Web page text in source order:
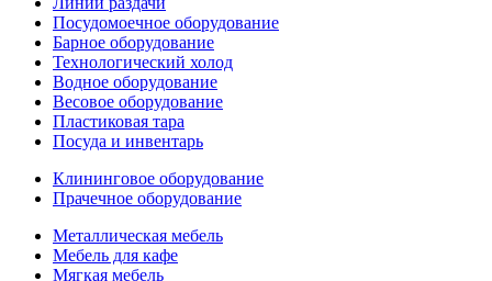
Посудомоечное оборудование
Барное оборудование
Технологический холод
Водное оборудование
Весовое оборудование
Пластиковая тара
Посуда и инвентарь
Клининговое оборудование
Прачечное оборудование
Металлическая мебель
Мебель для кафе
Мягкая мебель